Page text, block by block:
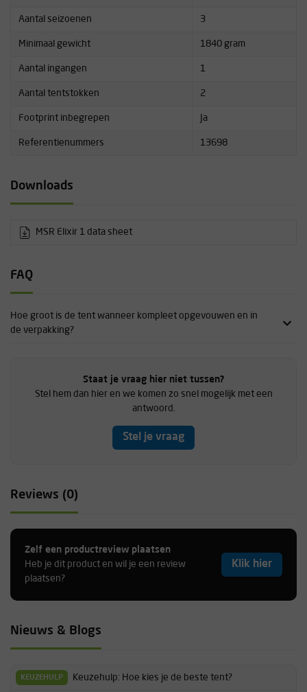
Aantal seizoenen 3
Minimaal gewicht 1840 gram
Aantal ingangen 1
Aantal tentstokken 2
Footprint inbegrepen Ja
Referentienummers 13698
Downloads
MSR Elixir 1 data sheet
FAQ
Hoe groot is de tent wanneer kompleet opgevouwen en in
de verpakking?
Staat je vraag hier niet tussen?
Stel hem dan hier en we komen zo snel mogelijk met een
antwoord.
Stel je vraag
Reviews (0)
Zelf een productreview plaatsen
Heb je dit product en wil je een review
plaatsen?
Klik hier
Nieuws & Blogs
KEUZEHULP Keuzehulp: Hoe kies je de beste tent?